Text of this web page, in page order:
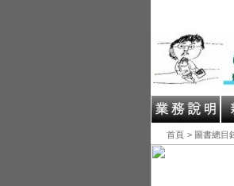
首頁 > 圖書總目